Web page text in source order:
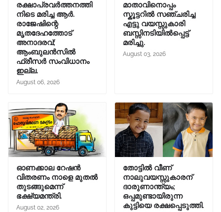
രക്ഷാപ്രവർത്തനത്തി
നിടെ മരിച്ച ആർ.
രാജേഷിന്റെ
മൃതദേഹത്തോട്
അനാദരവ്;
ആംബുലൻസിൽ
ഫ്രീസർ സംവിധാനം
ഇല്ല.
August 06, 2026
മാതാവിനൊപ്പം
സ്കൂട്ടറിൽ സഞ്ചരിച്ച
എട്ടു വയസ്സുകാരി
ബസ്സിനടിയിൽപ്പെട്ട്
മരിച്ചു.
August 03, 2026
ഓണക്കാല റേഷന്‍
വിതരണം നാളെ മുതല്‍
തുടങ്ങുമെന്ന്
ഭക്ഷ്യമന്ത്രി.
August 02, 2026
തോട്ടിൽ വീണ്
നാലുവയസ്സുകാരന്
ദാരുണാന്ത്യം;
ഒപ്പമുണ്ടായിരുന്ന
കുട്ടിയെ രക്ഷപ്പെടുത്തി.